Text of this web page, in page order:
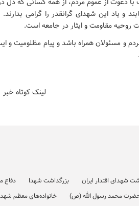
و یاد این شهدای گرانقدر را گرامی
روحیه مقاومت و ایثار در جامعه است.
و مسئولان همراه باشد و پیام مظلومیت و
لینک کوتاه خبر
شهدای اقتدار ایران بزرگداشت شهدا
دفاع
محمد رسول الله (ص) خانواده‌های معظم